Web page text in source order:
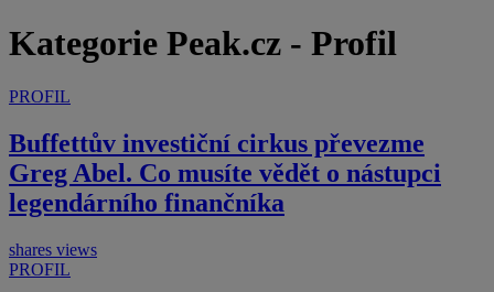
Kategorie Peak.cz - Profil
PROFIL
Buffettův investiční cirkus převezme
Greg Abel. Co musíte vědět o nástupci
legendárního finančníka
shares views
PROFIL